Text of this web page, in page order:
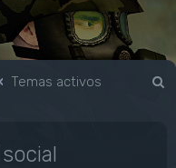
Temas activos